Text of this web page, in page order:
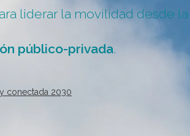
liderar la movilidad desde la
público-privada.
conectada 2030